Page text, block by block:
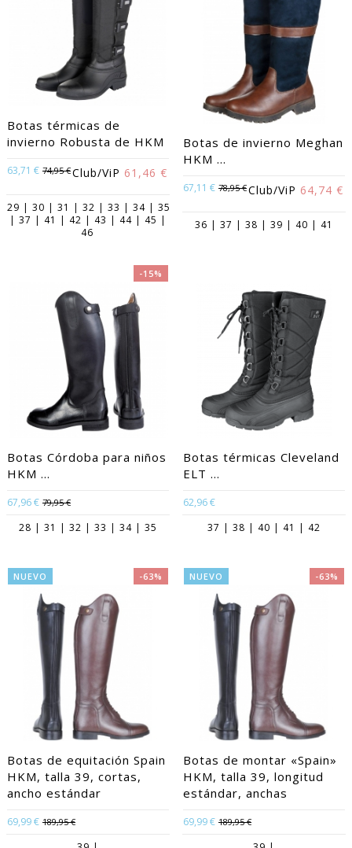
Botas térmicas de
invierno Robusta de HKM
63,71 € 74,95 €Club/ViP 61,46 €
29 | 30 | 31 | 32 | 33 | 34 | 35
| 37 | 41 | 42 | 43 | 44 | 45 |
46
Botas de invierno Meghan
HKM ...
67,11 € 78,95 €Club/ViP 64,74 €
36 | 37 | 38 | 39 | 40 | 41
-15%
Botas Córdoba para niños
HKM ...
67,96 € 79,95 €
28 | 31 | 32 | 33 | 34 | 35
Botas térmicas Cleveland
ELT ...
62,96 €
37 | 38 | 40 | 41 | 42
NUEVO -63%
Botas de equitación Spain
HKM, talla 39, cortas,
ancho estándar
69,99 € 189,95 €
NUEVO -63%
Botas de montar «Spain»
HKM, talla 39, longitud
estándar, anchas
69,99 € 189,95 €